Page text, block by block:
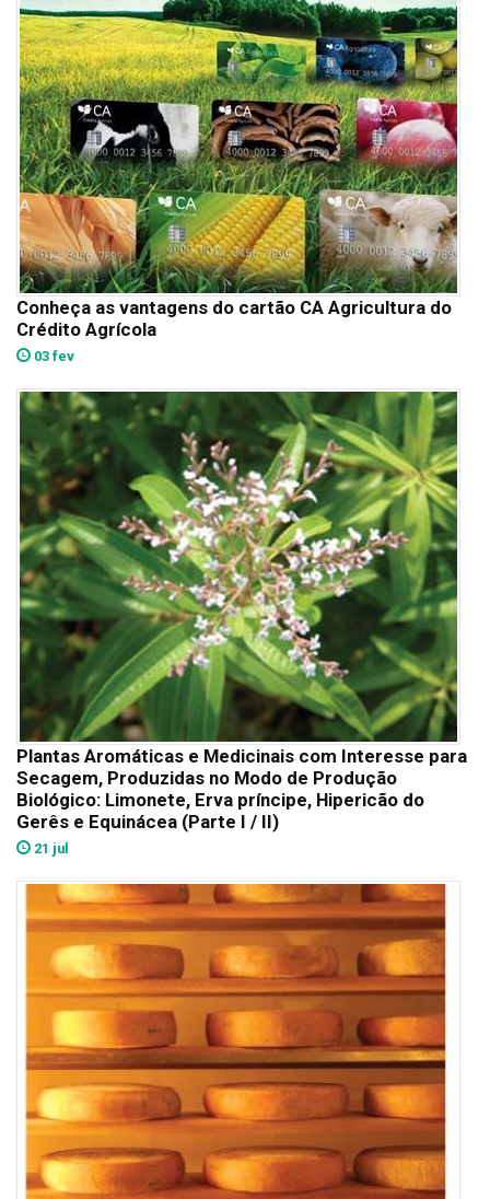
Conheça as vantagens do cartão CA Agricultura do
Crédito Agrícola
03 fev
Plantas Aromáticas e Medicinais com Interesse para
Secagem, Produzidas no Modo de Produção
Biológico: Limonete, Erva príncipe, Hipericão do
Gerês e Equinácea (Parte I / II)
21 jul